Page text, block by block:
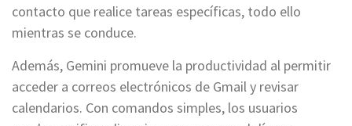
contacto que realice tareas específicas, todo ello
mientras se conduce.
Además, Gemini promueve la productividad al permitir
acceder a correos electrónicos de Gmail y revisar
calendarios. Con comandos simples, los usuarios